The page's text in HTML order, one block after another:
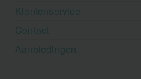
Klantenservice
Contact
Aanbiedingen